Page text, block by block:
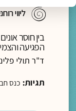
ליווי
בין חוסר
הפגיעה
ד"ר תולי
תגיות: כנס